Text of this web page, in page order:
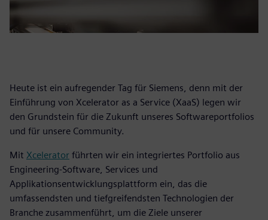
Heute ist ein aufregender Tag für Siemens, denn mit der
Einführung von Xcelerator as a Service (XaaS) legen wir
den Grundstein für die Zukunft unseres Softwareportfolios
und für unsere Community.
Mit Xcelerator führten wir ein integriertes Portfolio aus
Engineering-Software, Services und
Applikationsentwicklungsplattform ein, das die
umfassendsten und tiefgreifendsten Technologien der
Branche zusammenführt, um die Ziele unserer